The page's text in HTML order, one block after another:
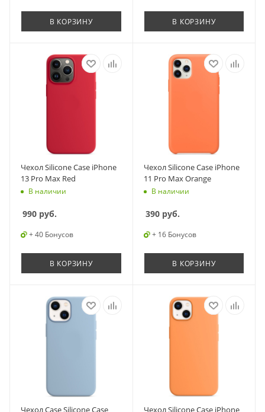
В КОРЗИНУ В КОРЗИНУ
Чехол Silicone Case iPhone
13 Pro Max Red
В наличии
990 руб.
+ 40 Бонусов
В КОРЗИНУ
Чехол Silicone Case iPhone
11 Pro Max Orange
В наличии
390руб.
+ 16 Бонусов
В КОРЗИНУ
Чехол Case Silicone Case
Чехол Silicone Case iPhone